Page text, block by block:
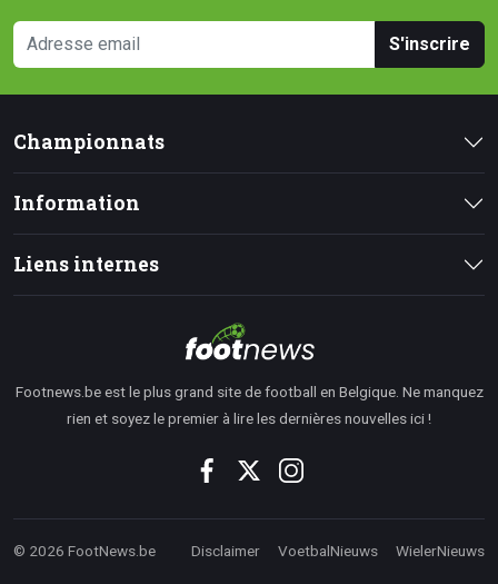
S'inscrire
Championnats
Information
Liens internes
Footnews.be est le plus grand site de football en Belgique. Ne manquez
rien et soyez le premier à lire les dernières nouvelles ici !
© 2026 FootNews.be Disclaimer VoetbalNieuws WielerNieuws